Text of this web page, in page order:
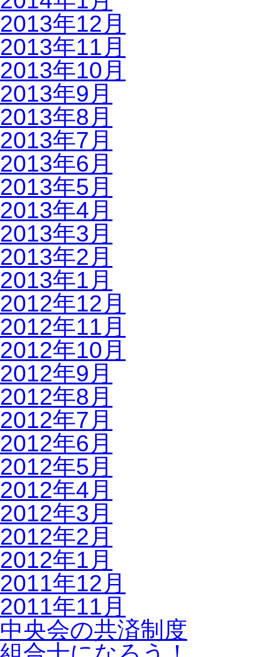
2013年12月
2013年11月
2013年10月
2013年9月
2013年8月
2013年7月
2013年6月
2013年5月
2013年4月
2013年3月
2013年2月
2013年1月
2012年12月
2012年11月
2012年10月
2012年9月
2012年8月
2012年7月
2012年6月
2012年5月
2012年4月
2012年3月
2012年2月
2012年1月
2011年12月
2011年11月
中央会の共済制度